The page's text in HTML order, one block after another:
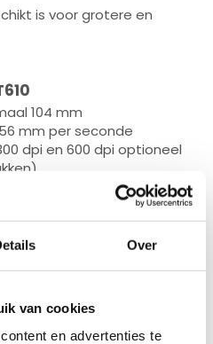
Over
van cookies
en advertenties te
is voor grotere en
104 mm
mm per seconde
dpi en 600 dpi optioneel
Bluetooth en Ethernet
rollen tot 203 mm
touchscreen
ultrahoge resolutie